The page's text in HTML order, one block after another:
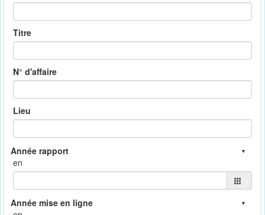
Titre
N° d'affaire
Lieu
en